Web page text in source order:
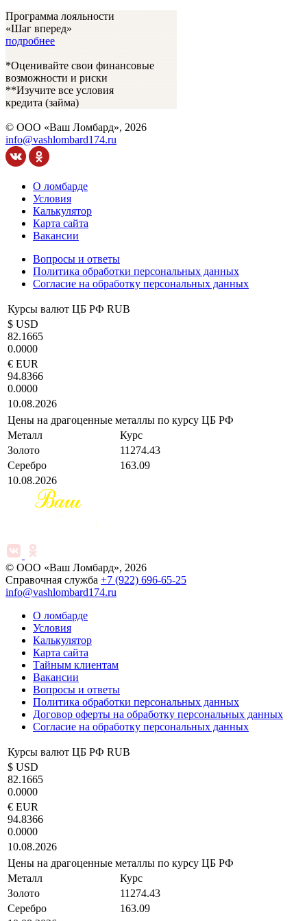
Программа лояльности
«Шаг вперед»
подробнее
*Оценивайте свои финансовые
возможности и риски
**Изучите все условия
кредита (займа)
© ООО «Ваш Ломбард», 2026
info@vashlombard174.ru
О ломбарде
Условия
Калькулятор
Карта сайта
Вакансии
Вопросы и ответы
Политика обработки персональных данных
Согласие на обработку персональных данных
Курсы валют ЦБ РФ RUB
$ USD
82.1665
0.0000
€ EUR
94.8366
0.0000
10.08.2026
Цены на драгоценные металлы по курсу ЦБ РФ
Металл
Курс
Золото
11274.43
Серебро
163.09
10.08.2026
© ООО «Ваш Ломбард», 2026
Справочная служба +7 (922) 696-65-25
info@vashlombard174.ru
О ломбарде
Условия
Калькулятор
Карта сайта
Тайным клиентам
Вакансии
Вопросы и ответы
Политика обработки персональных данных
Договор оферты на обработку персональных данных
Согласие на обработку персональных данных
Курсы валют ЦБ РФ RUB
$ USD
82.1665
0.0000
€ EUR
94.8366
0.0000
10.08.2026
Цены на драгоценные металлы по курсу ЦБ РФ
Металл
Курс
Золото
11274.43
Серебро
163.09